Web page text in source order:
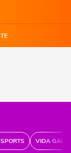
VIDA